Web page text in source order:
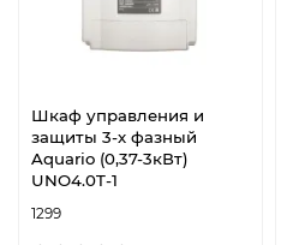
Шкаф управления и
защиты 3-х фазный
Aquario (0,37-3кВт)
UNO4.0T-1
1299